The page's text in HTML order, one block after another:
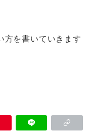
方を書いていきます